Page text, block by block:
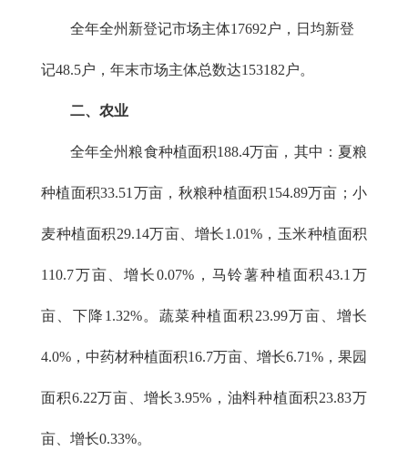
全年全州新登记市场主体17692户，日均新登
记48.5户，年末市场主体总数达153182户。
二、农业
全年全州粮食种植面积188.4万亩，其中：夏粮
种植面积33.51万亩，秋粮种植面积154.89万亩；小
麦种植面积29.14万亩、增长1.01%，玉米种植面积
110.7万亩、增长0.07%，马铃薯种植面积43.1万
亩、下降1.32%。蔬菜种植面积23.99万亩、增长
4.0%，中药材种植面积16.7万亩、增长6.71%，果园
面积6.22万亩、增长3.95%，油料种植面积23.83万
亩、增长0.33%。